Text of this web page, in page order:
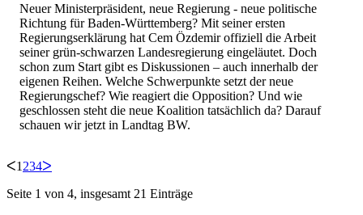
Neuer Ministerpräsident, neue Regierung - neue politische
Richtung für Baden-Württemberg? Mit seiner ersten
Regierungserklärung hat Cem Özdemir offiziell die Arbeit
seiner grün-schwarzen Landesregierung eingeläutet. Doch
schon zum Start gibt es Diskussionen – auch innerhalb der
eigenen Reihen. Welche Schwerpunkte setzt der neue
Regierungschef? Wie reagiert die Opposition? Und wie
geschlossen steht die neue Koalition tatsächlich da? Darauf
schauen wir jetzt in Landtag BW.
ᐸ1 234ᐳ
Seite 1 von 4, insgesamt 21 Einträge